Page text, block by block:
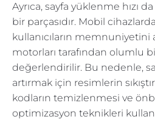
Ayrıca, sayfa yüklenme hızı
bir parçasıdır. Mobil cihazlarda
kullanıcıların memnuniyetini
motorları tarafından olumlu
değerlendirilir. Bu nedenle,
artırmak için resimlerin
kodların temizlenmesi ve
optimizasyon teknikleri